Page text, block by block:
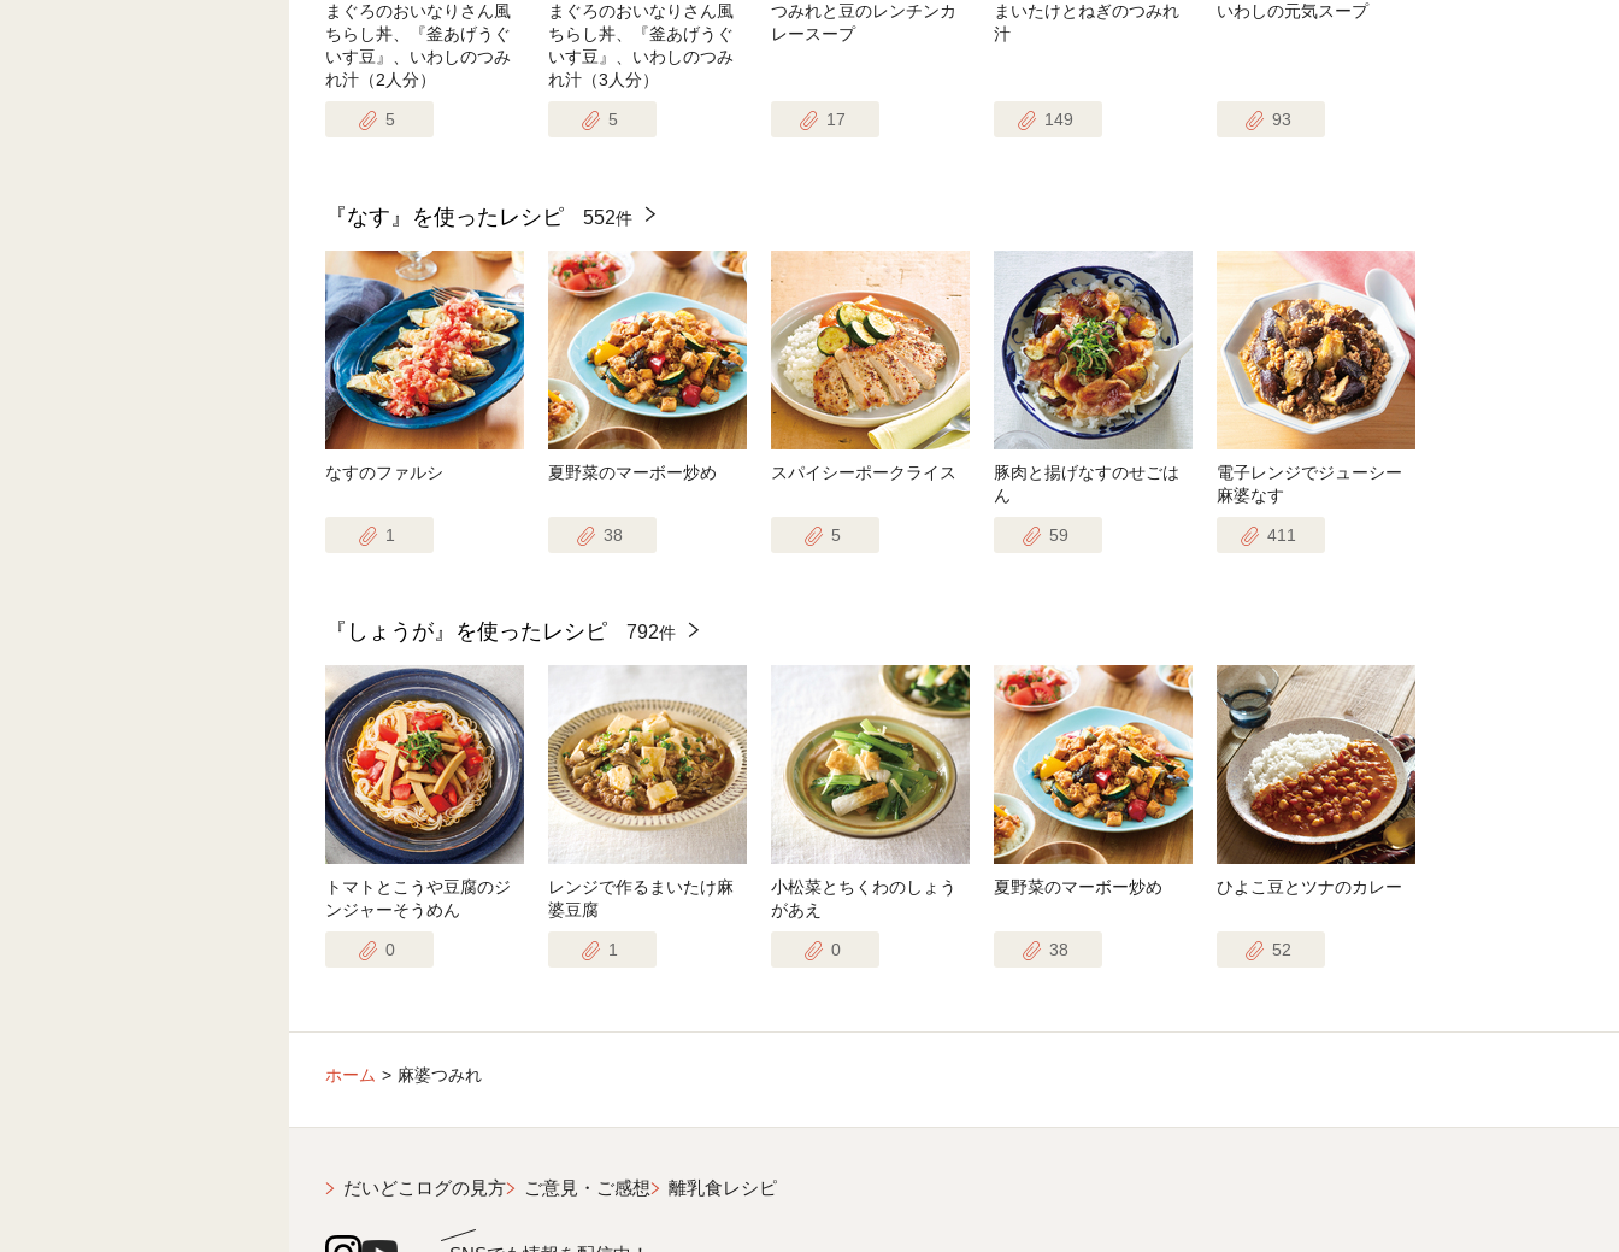
まぐろのおいなりさん風
ちらし丼、『釜あげうぐ
いす豆』、いわしのつみ
れ汁（2人分）
5
まぐろのおいなりさん風
ちらし丼、『釜あげうぐ
いす豆』、いわしのつみ
れ汁（3人分）
5
つみれと豆のレンチンカ
レースープ
17
まいたけとねぎのつみれ
汁
149
いわしの元気スープ
93
『なす』を使ったレシピ 552件
なすのファルシ
1
夏野菜のマーボー炒め
38
スパイシーポークライス
5
豚肉と揚げなすのせごは
ん
59
電子レンジでジューシー
麻婆なす
411
『しょうが』を使ったレシピ 792件
トマトとこうや豆腐のジ
ンジャーそうめん
0
レンジで作るまいたけ麻
婆豆腐
1
小松菜とちくわのしょう
があえ
0
夏野菜のマーボー炒め
38
ひよこ豆とツナのカレー
52
ホーム 麻婆つみれ
だいどこログの見方 ご意見・ご感想 離乳食レシピ